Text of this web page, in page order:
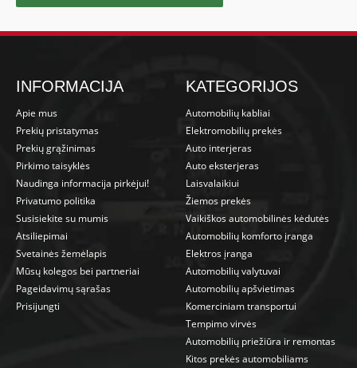
INFORMACIJA
Apie mus
Prekių pristatymas
Prekių grąžinimas
Pirkimo taisyklės
Naudinga informacija pirkėjui!
Privatumo politika
Susisiekite su mumis
Atsiliepimai
Svetainės žemėlapis
Mūsų kolegos bei partneriai
Pageidavimų sąrašas
Prisijungti
KATEGORIJOS
Automobilių kabliai
Elektromobilių prekės
Auto interjeras
Auto eksterjeras
Laisvalaikiui
Žiemos prekės
Vaikiškos automobilinės kėdutės
Automobilių komforto įranga
Elektros įranga
Automobilių valytuvai
Automobilių apšvietimas
Komerciniam transportui
Tempimo virvės
Automobilių priežiūra ir remontas
Kitos prekės automobiliams